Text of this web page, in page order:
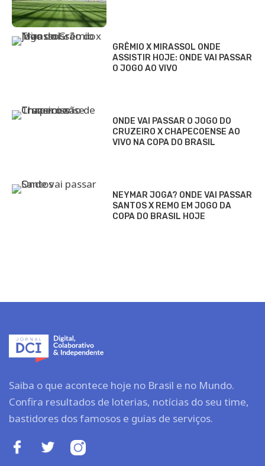
GRÊMIO X MIRASSOL ONDE
ASSISTIR HOJE: ONDE VAI PASSAR
O JOGO AO VIVO
ONDE VAI PASSAR O JOGO DO
CRUZEIRO X CHAPECOENSE AO
VIVO NA COPA DO BRASIL
NEYMAR JOGA? ONDE VAI PASSAR
SANTOS X REMO EM JOGO DA
COPA DO BRASIL HOJE
Saiba o que acontece hoje no Brasil e no Mundo.
Confira resultados de loterias, notícias do seu time,
bastidores dos famosos e guias de serviços.